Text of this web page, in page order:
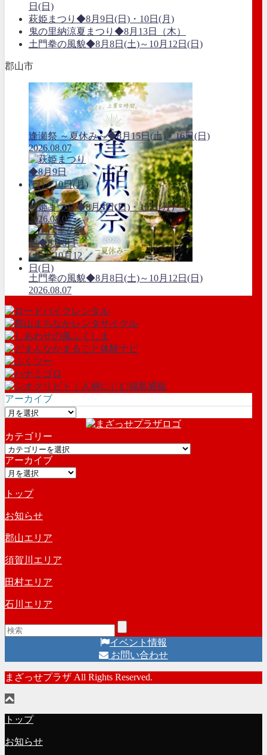
日(日)
萩姫まつり◆8月9日(日)・10日(月)
鬼の里納涼夏まつり◆8月13日（木）
土門拳の風貌◆8月8日(土)～10月12日(日)
郡山市
逢瀬祭 ～夏休み～◆8月15日(土)・16日(日)
2026.08.07
萩姫まつり◆8月9日(日)・10日(月)
2026.08.07
土門拳の風貌◆8月8日(土)～10月12日(日)
2026.08.07
アーカイブ
ア
カ
イ
ブ
カテゴリー
カ
テ
ゴ
ー
アーカイブ
ア
カ
イ
ブ
トップ
お知らせ
郡山エリア
須賀川エリア
田村エリア
石川エリア
イベント情報
お問い合わせ
まざっせプラザ All Rights Reserved.
トップ
お知らせ